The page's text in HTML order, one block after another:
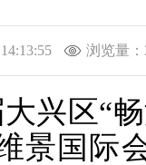
浏览量：
区“畅
景国际